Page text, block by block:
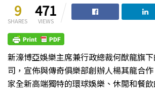
9
SHARES
471
VIEWS
新濠博亞娛樂主席兼行政總裁何猷龍旗
司，宣佈與傳奇俱樂部創辦人楊其龍合
家全新高端獨特的環球娛樂、休閒和餐飲